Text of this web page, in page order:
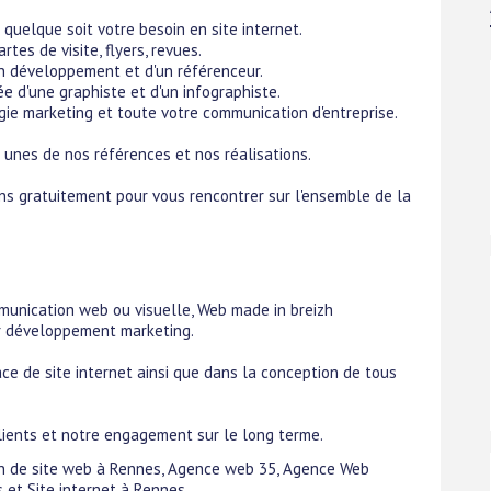
quelque soit votre besoin en site internet.
de visite, flyers, revues.
développement et d'un référenceur.
d'une graphiste et d'un infographiste.
marketing et toute votre communication d'entreprise.
de nos références et nos réalisations.
gratuitement pour vous rencontrer sur l'ensemble de la
web ou visuelle, Web made in breizh
marketing.
de site internet ainsi que dans la conception de tous
et notre engagement sur le long terme.
site web à Rennes, Agence web 35, Agence Web